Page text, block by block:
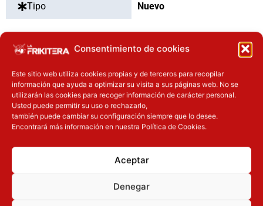
Consentimiento de cookies
Este sitio web utiliza cookies propias y de terceros para recopilar
información que ayuda a optimizar su visita a sus páginas web. No se
utilizarán las cookies para recoger información de carácter personal.
Usted puede permitir su uso o rechazarlo,
también puede cambiar su configuración siempre que lo desee.
Encontrará más información en nuestra Política de Cookies.
Aceptar
Denegar
Tipo Nuevo
OTROS PRODUCTOS QUE TE
PUEDEN INTERESAR
Inicie sesión
El precio original era: 69.90€.El precio actual es: 59.41€.
Inicie sesión
El precio original era: 34.90€.